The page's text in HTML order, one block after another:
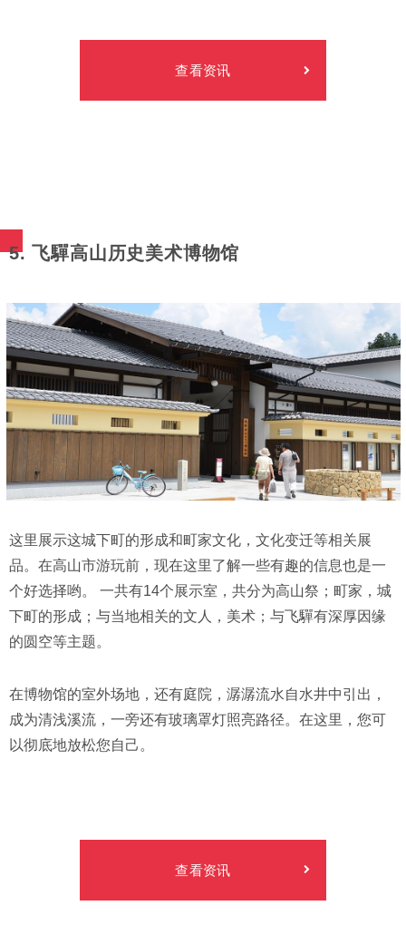
查看资讯
5. 飞驒高山历史美术博物馆
这里展示这城下町的形成和町家文化，文化变迁等相关展
品。在高山市游玩前，现在这里了解一些有趣的信息也是一
个好选择哟。 一共有14个展示室，共分为高山祭；町家，城
下町的形成；与当地相关的文人，美术；与飞驒有深厚因缘
的圆空等主题。
在博物馆的室外场地，还有庭院，潺潺流水自水井中引出，
成为清浅溪流，一旁还有玻璃罩灯照亮路径。在这里，您可
以彻底地放松您自己。
查看资讯